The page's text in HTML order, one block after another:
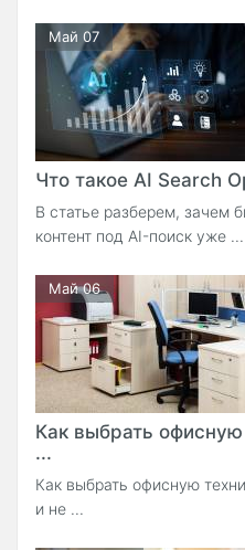
Май 07
Что такое AI Search
В статье разберем, зачем
контент под AI-поиск уже ...
Май 06
Как выбрать
...
Как выбрать офисную
и не ...